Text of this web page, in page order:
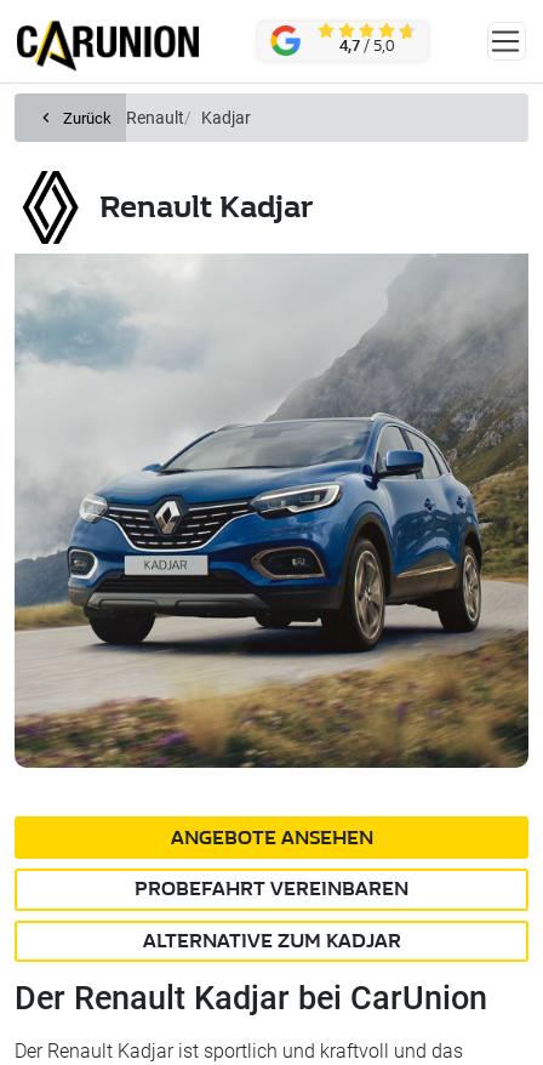
KONTAKT 4,7 / 5,0
Zurück Renault Kadjar
Renault Kadjar
ANGEBOTE ANSEHEN
PROBEFAHRT VEREINBAREN
ALTERNATIVE ZUM KADJAR
Der Renault Kadjar bei CarUnion
Der Renault Kadjar ist sportlich und kraftvoll und das